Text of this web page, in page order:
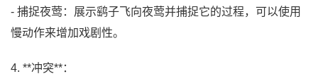
- 捕捉夜莺：展示鹞子飞向夜莺并捕捉它的过程，可以使用
慢动作来增加戏剧性。
4. **冲突**：